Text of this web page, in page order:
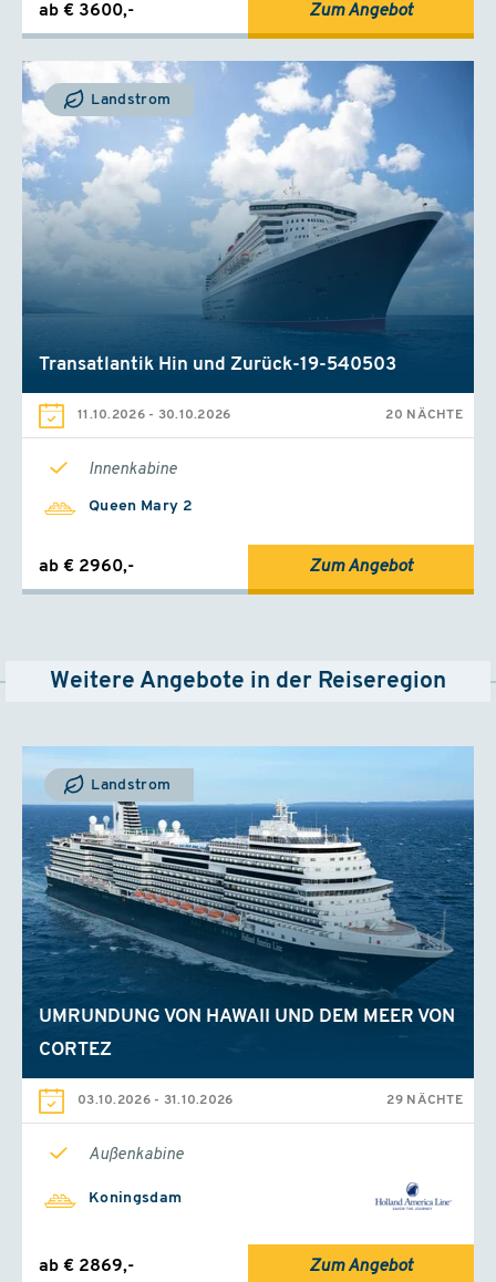
ab € 3600,- Zum Angebot
Landstrom
Transatlantik Hin und Zurück-19-540503
11.10.2026- 30.10.2026 20 NÄCHTE
Innenkabine
Queen Mary 2
ab € 2960,- Zum Angebot
Weitere Angebote in der Reiseregion
Landstrom
UMRUNDUNG VON HAWAII UND DEM MEER VON
CORTEZ
03.10.2026- 31.10.2026 29 NÄCHTE
Außenkabine
Koningsdam
ab € 2869,- Zum Angebot